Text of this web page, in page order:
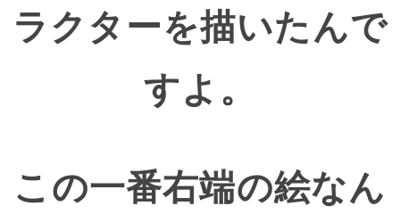
ラクターを描いたんで
すよ。
この一番右端の絵なん